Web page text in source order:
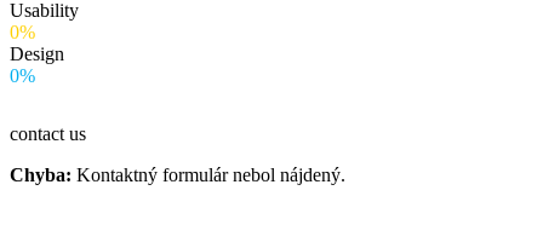
Usability
0%
Design
0%
contact us
Chyba: Kontaktný formulár nebol nájdený.